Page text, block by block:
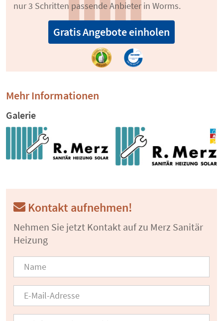
nur 3 Schritten passende Anbieter in Worms.
Gratis Angebote einholen
Mehr Informationen
Galerie
Kontakt aufnehmen!
Nehmen Sie jetzt Kontakt auf zu Merz Sanitär
Heizung